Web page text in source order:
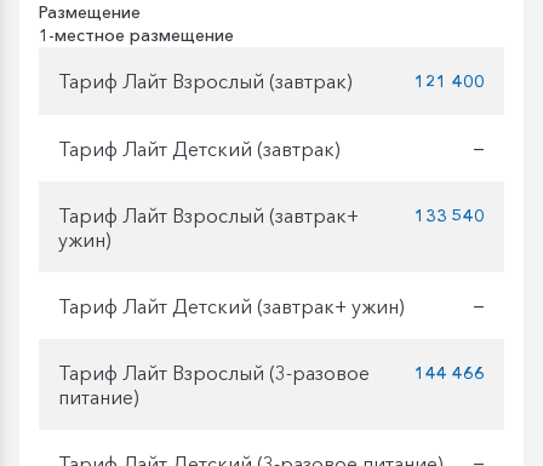
Размещение
1-местное размещение
Тариф Лайт Взрослый (завтрак) 121 400
Тариф Лайт Детский (завтрак) —
Тариф Лайт Взрослый (завтрак+
ужин)
133 540
Тариф Лайт Детский (завтрак+ ужин) —
Тариф Лайт Взрослый (3-разовое
питание)
144 466